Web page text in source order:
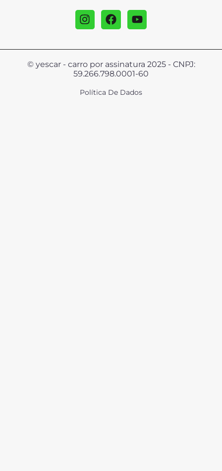
© yescar - carro por assinatura 2025 - CNPJ:
59.266.798.0001-60
Política De Dados